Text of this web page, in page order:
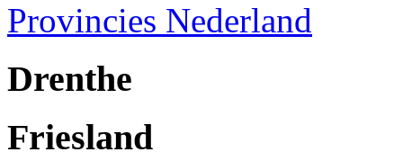
Provincies Nederland
Drenthe
Friesland